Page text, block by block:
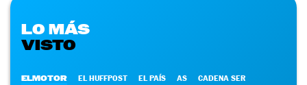
LO MÁS
VISTO
ELMOTOR EL HUFFPOST EL PAÍS AS CADENA SER